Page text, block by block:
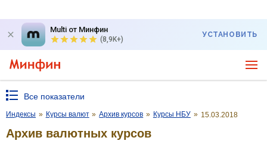
Multi от Минфин
(8,9K+)
УСТАНОВИТЬ
Все показатели
Индексы » Курсы валют » Архив курсов » Курсы НБУ » 15.03.2018
Архив валютных курсов